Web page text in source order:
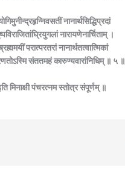
नानार्थसिद्धिप्रदां
नारायणेनार्चिताम् ।
परात्परतरां नानार्थतत्वात्मिकां
संततमहं कारुण्यवारांनिधिम् ॥ ५ ॥
मिनाक्षी पंचरत्नम स्तोत्र संपूर्णम् ॥